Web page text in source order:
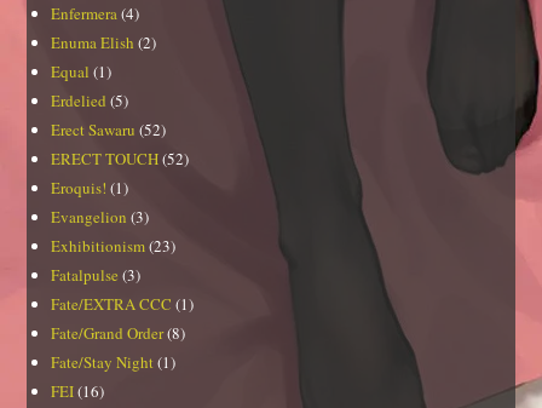
Enfermera (4)
Enuma Elish (2)
Equal (1)
Erdelied (5)
Erect Sawaru (52)
ERECT TOUCH(52)
Eroquis! (1)
Evangelion (3)
Exhibitionism (23)
Fatalpulse (3)
Fate/EXTRA CCC (1)
Fate/Grand Order(8)
Fate/Stay Night (1)
FEI(16)